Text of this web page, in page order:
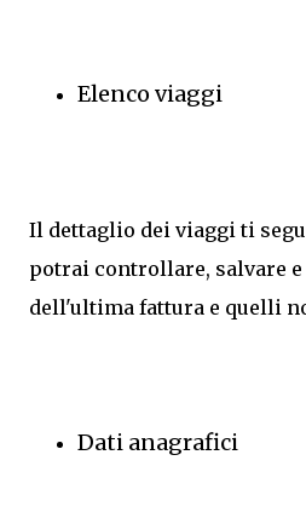
Elenco viaggi
Il dettaglio dei viaggi ti
potrai controllare, salvare
dell'ultima fattura e quelli
Dati anagrafici